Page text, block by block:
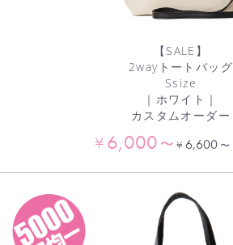
【SALE】
2wayトートバッグ
Ssize
｜ホワイト｜
カスタムオーダー
¥6,000 〜 ¥ 6,600 〜